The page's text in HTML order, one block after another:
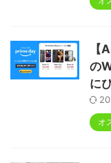
【
の
に
オ